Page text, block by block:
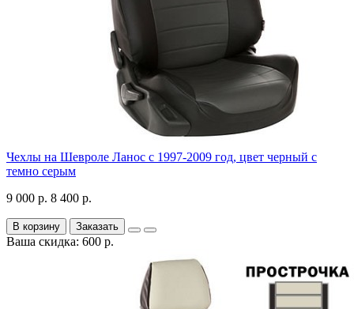
Чехлы на Шевроле Ланос с 1997-2009 год, цвет черный с
темно серым
9 000 р. 8 400 р.
В корзину Заказать
Ваша скидка: 600 р.